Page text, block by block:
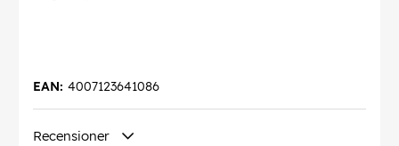
4007123641086
EAN:
Recensioner